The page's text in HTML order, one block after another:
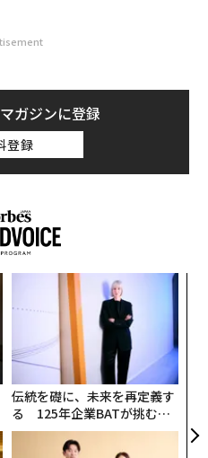
ガジンに登録
登録
伝統を礎に、未来を再定義す
る 125年企業BATが挑むス
モークレスな未来